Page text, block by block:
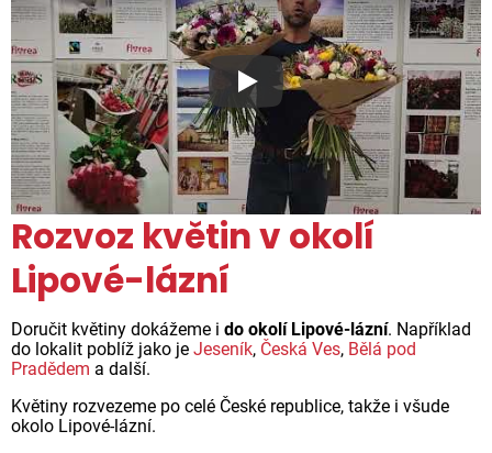
Proč jsou květiny z Florea
Rozvoz květin v okolí
Lipové-lázní
Doručit květiny dokážeme i do okolí Lipové-lázní. Například
do lokalit poblíž jako je Jeseník, Česká Ves, Bělá pod
Pradědem a další.
Květiny rozvezeme po celé České republice, takže i všude
okolo Lipové-lázní.